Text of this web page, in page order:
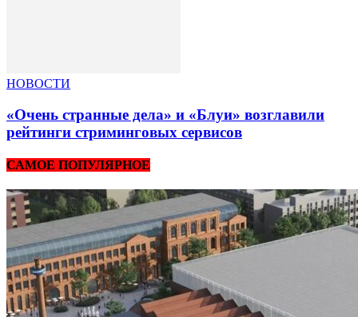
НОВОСТИ
«Очень странные дела» и «Блуи» возглавили
рейтинги стриминговых сервисов
САМОЕ ПОПУЛЯРНОЕ